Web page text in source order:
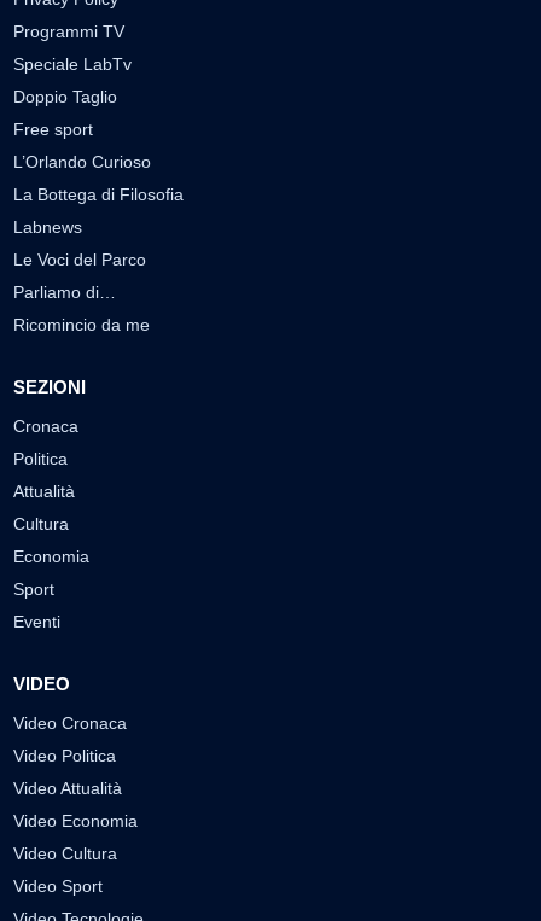
Programmi TV
Speciale LabTv
Doppio Taglio
Free sport
L’Orlando Curioso
La Bottega di Filosofia
Labnews
Le Voci del Parco
Parliamo di…
Ricomincio da me
SEZIONI
Cronaca
Politica
Attualità
Cultura
Economia
Sport
Eventi
VIDEO
Video Cronaca
Video Politica
Video Attualità
Video Economia
Video Cultura
Video Sport